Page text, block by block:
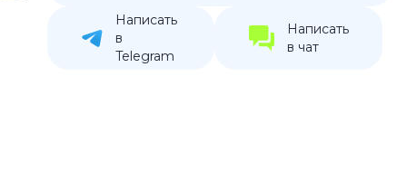
держатели
Написать
в
Telegram
Написать
в чат